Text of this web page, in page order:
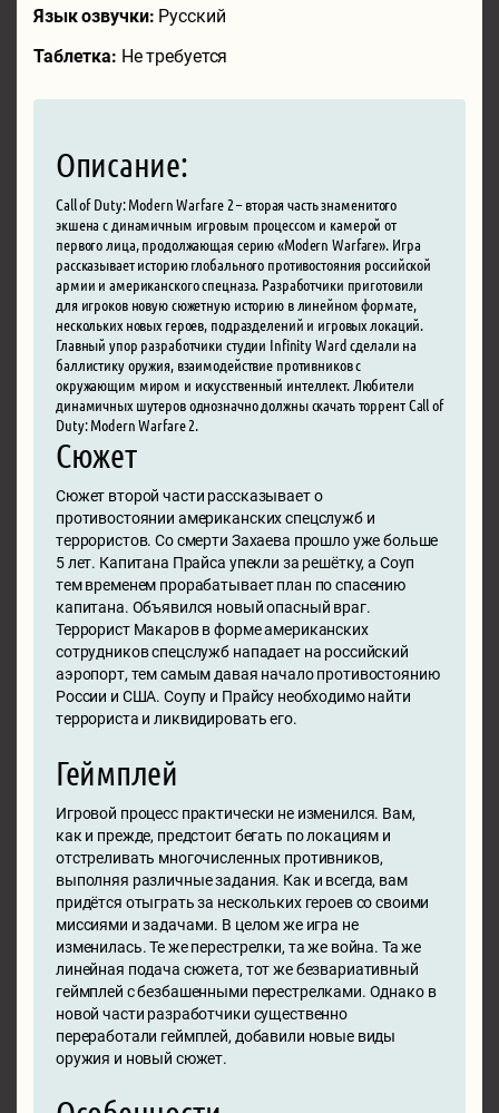
Язык озвучки: Русский
Таблетка: Не требуется
Описание:
Call of Duty: Modern Warfare 2 – вторая часть знаменитого
экшена с динамичным игровым процессом и камерой от
первого лица, продолжающая серию «Modern Warfare». Игра
рассказывает историю глобального противостояния российской
армии и американского спецназа. Разработчики приготовили
для игроков новую сюжетную историю в линейном формате,
нескольких новых героев, подразделений и игровых локаций.
Главный упор разработчики студии Infinity Ward сделали на
баллистику оружия, взаимодействие противников с
окружающим миром и искусственный интеллект. Любители
динамичных шутеров однозначно должны скачать торрент Call of
Duty: Modern Warfare 2.
Сюжет
Сюжет второй части рассказывает о
противостоянии американских спецслужб и
террористов. Со смерти Захаева прошло уже больше
5 лет. Капитана Прайса упекли за решётку, а Соуп
тем временем прорабатывает план по спасению
капитана. Объявился новый опасный враг.
Террорист Макаров в форме американских
сотрудников спецслужб нападает на российский
аэропорт, тем самым давая начало противостоянию
России и США. Соупу и Прайсу необходимо найти
террориста и ликвидировать его.
Геймплей
Игровой процесс практически не изменился. Вам,
как и прежде, предстоит бегать по локациям и
отстреливать многочисленных противников,
выполняя различные задания. Как и всегда, вам
придётся отыграть за нескольких героев со своими
миссиями и задачами. В целом же игра не
изменилась. Те же перестрелки, та же война. Та же
линейная подача сюжета, тот же безвариативный
геймплей с безбашенными перестрелками. Однако в
новой части разработчики существенно
переработали геймплей, добавили новые виды
оружия и новый сюжет.